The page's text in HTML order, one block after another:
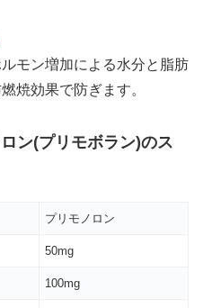
モン増加による水分と脂肪
焼効果で防ぎます。
ン(プリモボラン)のス
プリモノロン
50mg
100mg